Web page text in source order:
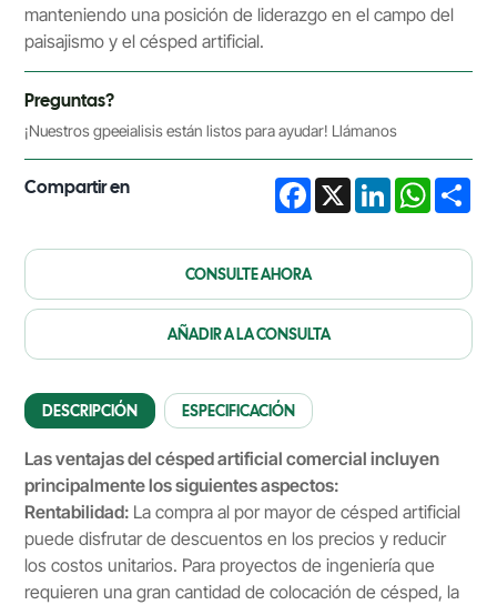
manteniendo una posición de liderazgo en el campo del
paisajismo y el césped artificial.
Preguntas?
¡Nuestros gpeeialisis están listos para ayudar! Llámanos
Compartir en Facebook
X LinkedIn
CONSULTE AHORA
AÑADIR A LA CONSULTA
DESCRIPCIÓN ESPECIFICACIÓN
Las ventajas del césped artificial comercial incluyen
principalmente los siguientes aspectos:
Rentabilidad: La compra al por mayor de césped artificial
puede disfrutar de descuentos en los precios y reducir
los costos unitarios. Para proyectos de ingeniería que
requieren una gran cantidad de colocación de césped, la